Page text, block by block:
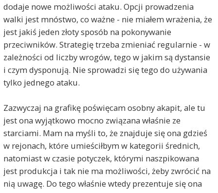
dodaje nowe możliwości ataku. Opcji prowadzenia
walki jest mnóstwo, co ważne - nie miałem wrażenia, że
jest jakiś jeden złoty sposób na pokonywanie
przeciwników. Strategię trzeba zmieniać regularnie - w
zależności od liczby wrogów, tego w jakim są dystansie
i czym dysponują. Nie sprowadzi się tego do używania
tylko jednego ataku.
Zazwyczaj na grafikę poświęcam osobny akapit, ale tu
jest ona wyjątkowo mocno związana właśnie ze
starciami. Mam na myśli to, że znajduje się ona gdzieś
w rejonach, które umieściłbym w kategorii średnich,
natomiast w czasie potyczek, którymi naszpikowana
jest produkcja i tak nie ma możliwości, żeby zwrócić na
nią uwagę. Do tego właśnie wtedy prezentuje się ona